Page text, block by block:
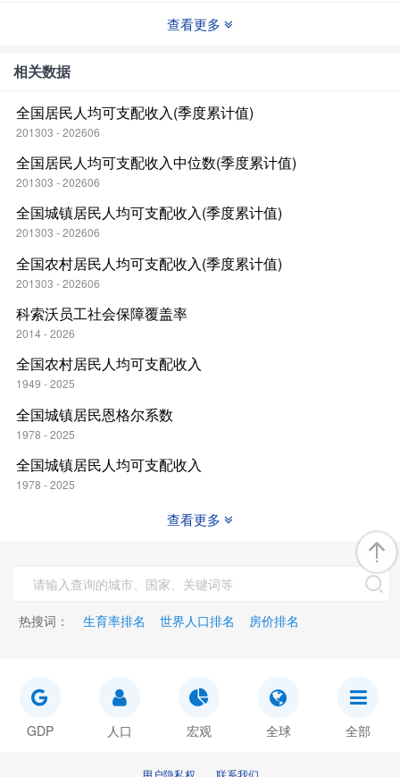
查看更多
相关数据
全国居民人均可支配收入(季度累计值)
201303 - 202606
全国居民人均可支配收入中位数(季度累计值)
201303 - 202606
全国城镇居民人均可支配收入(季度累计值)
201303 - 202606
全国农村居民人均可支配收入(季度累计值)
201303 - 202606
科索沃员工社会保障覆盖率
2014 - 2026
全国农村居民人均可支配收入
1949 - 2025
全国城镇居民恩格尔系数
1978 - 2025
全国城镇居民人均可支配收入
1978 - 2025
查看更多
热搜词： 生育率排名 世界人口排名 房价排名
GDP 人口 宏观 全球 全部
用户隐私权 联系我们